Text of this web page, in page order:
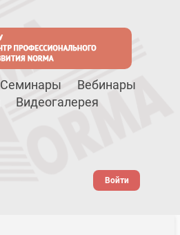
Семинары
Вебинары
Видеогалерея
Войти